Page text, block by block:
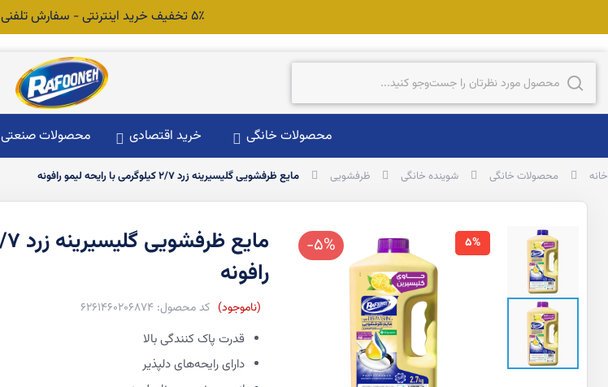
۵٪ تخفیف خرید اینترنتی - سفارش تلفنی
جست‌وجو
محصولات خانگی خرید اقتصادی محصولات صنعتی
خانه محصولات خانگی شوینده خانگی ظرفشویی مایع ظرفشویی گلیسیرینه زرد ۲/۷ کیلوگرمی با رایحه لیمو رافونه
6261460206874 ناموجود
رافونه
قدرت پاک کنندگی بالا
دارای رایحه‌های دلپذیر
-5% 5%